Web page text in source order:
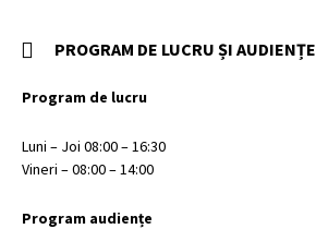
PROGRAM DE LUCRU ȘI AUDIENȚE
Program de lucru
Luni – Joi 08:00 – 16:30
Vineri – 08:00 – 14:00
Program audiențe